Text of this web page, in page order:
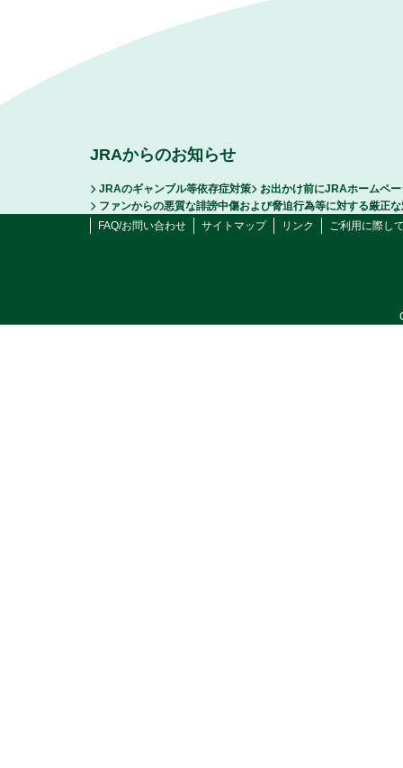
JRAからのお知らせ
JRAのギャンブル等依存症対策
お出かけ前にJRAホームペ
ファンからの悪質な誹謗中傷および脅迫行為等に対する厳正
FAQ/お問い合わせ
サイトマップ リンク ご利用に際し